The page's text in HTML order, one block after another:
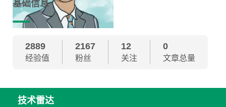
基础信息
2889
经验值
2167
粉丝
12
关注
0
文章总量
技术雷达